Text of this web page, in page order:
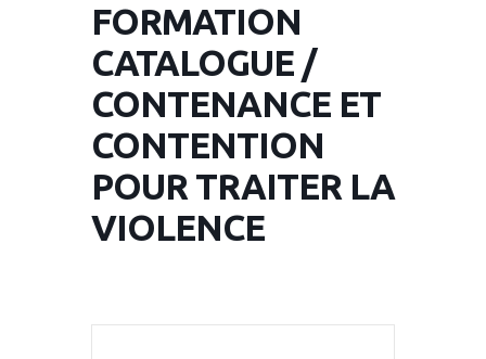
FORMATION
CATALOGUE /
CONTENANCE ET
CONTENTION
POUR TRAITER LA
VIOLENCE